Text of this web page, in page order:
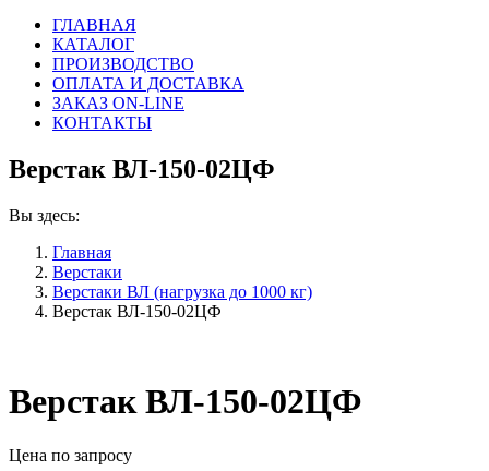
ГЛАВНАЯ
КАТАЛОГ
ПРОИЗВОДСТВО
ОПЛАТА И ДОСТАВКА
ЗАКАЗ ON-LINE
КОНТАКТЫ
Верстак ВЛ-150-02ЦФ
Вы здесь:
Главная
Верстаки
Верстаки ВЛ (нагрузка до 1000 кг)
Верстак ВЛ-150-02ЦФ
Верстак ВЛ-150-02ЦФ
Цена по запросу